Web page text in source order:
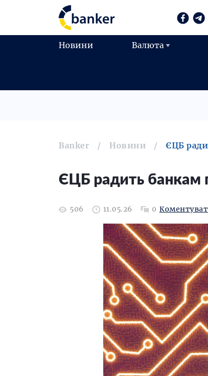
Новини Валюта
Banker Новини ЄЦБ
ЄЦБ радить банкам
506 11.05.26 0